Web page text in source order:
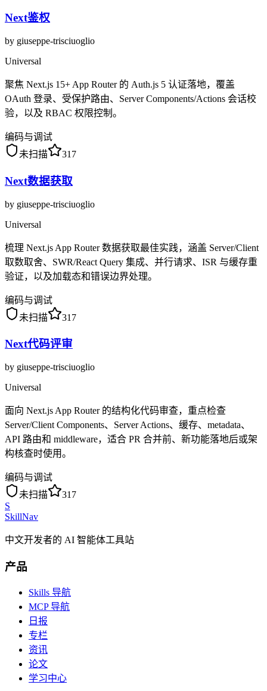
Next鉴权
by giuseppe-trisciuoglio
Universal
聚焦 Next.js 15+ App Router 的 Auth.js 5 认证落地，覆盖
OAuth 登录、受保护路由、Server Components/Actions 会话校
验，以及 RBAC 权限控制。
编码与调试
未扫描
317
Next数据获取
by giuseppe-trisciuoglio
Universal
梳理 Next.js App Router 数据获取最佳实践，涵盖 Server/Client
取数取舍、SWR/React Query 集成、并行请求、ISR 与缓存重
验证，以及加载态和错误边界处理。
编码与调试
未扫描
317
Next代码评审
by giuseppe-trisciuoglio
Universal
面向 Next.js App Router 的结构化代码审查，重点检查
Server/Client Components、Server Actions、缓存、metadata、
API 路由和 middleware，适合 PR 合并前、新功能落地后或架
构核查时使用。
编码与调试
未扫描
317
S
SkillNav
中文开发者的 AI 智能体工具站
产品
Skills 导航
MCP 导航
日报
专栏
资讯
论文
学习中心